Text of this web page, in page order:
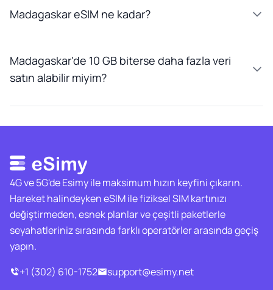
Madagaskar eSIM ne kadar?
Madagaskar'de 10 GB biterse daha fazla veri
satın alabilir miyim?
4G ve 5G'de Esimy ile maksimum hızın keyfini çıkarın.
Hareket halindeyken eSIM ile fiziksel SIM kartınızı
değiştirmeden, esnek planlar ve çeşitli paketlerle
seyahatleriniz sırasında farklı operatörler arasında geçiş
yapın.
+1 (302) 610-1752
support@esimy.net